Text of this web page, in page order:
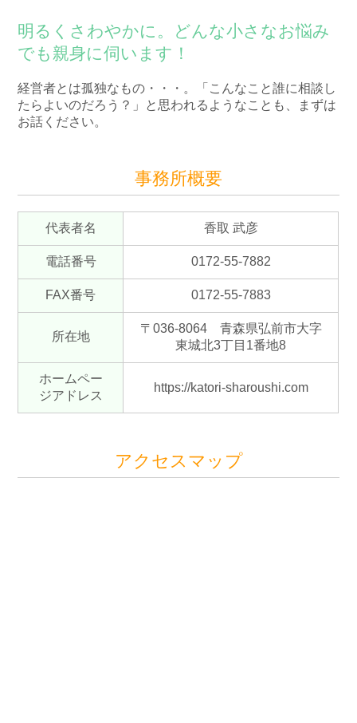
明るくさわやかに。どんな小さなお悩み
でも親身に伺います！
経営者とは孤独なもの・・・。「こんなこと誰に相談し
たらよいのだろう？」と思われるようなことも、まずは
お話ください。
事務所概要
代表者名 香取 武彦
電話番号 0172-55-7882
FAX番号 0172-55-7883
所在地
〒036-8064 青森県弘前市大字
東城北3丁目1番地8
ホームペー
ジアドレス
https://katori-sharoushi.com
アクセスマップ